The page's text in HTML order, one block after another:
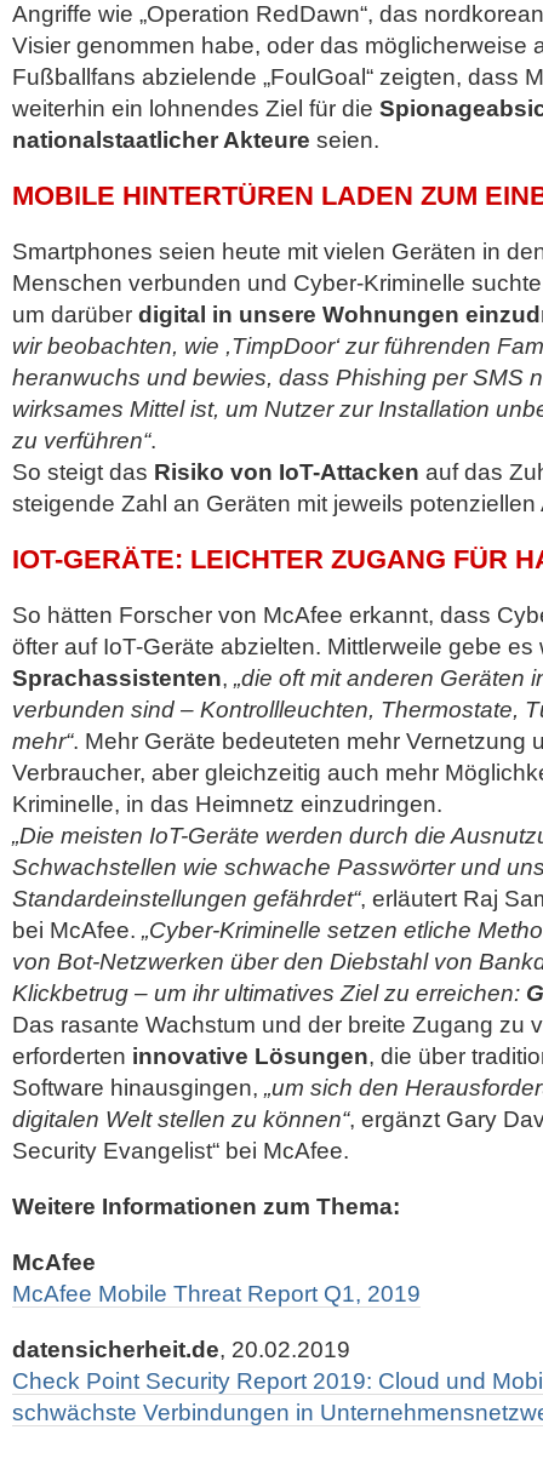
Angriffe wie „Operation RedDawn“, das
Visier genommen habe, oder das möglicherweise
Fußballfans abzielende „FoulGoal“ zeigten, dass
weiterhin ein lohnendes Ziel für die
nationalstaatlicher Akteure seien.
MOBILE HINTERTÜREN LADEN ZUM
Smartphones seien heute mit vielen Geräten in
Menschen verbunden und Cyber-Kriminelle
um darüber digital in unsere Wohnungen
wir beobachten, wie ,TimpDoor‘ zur führenden
heranwuchs und bewies, dass Phishing per SMS
wirksames Mittel ist, um Nutzer zur Installation
zu verführen“.
So steigt das Risiko von IoT-Attacken auf das
steigende Zahl an Geräten mit jeweils
IOT-GERÄTE: LEICHTER ZUGANG FÜR
So hätten Forscher von McAfee erkannt, dass
öfter auf IoT-Geräte abzielten. Mittlerweile gebe
Sprachassistenten, „die oft mit anderen Geräten
verbunden sind – Kontrollleuchten, Thermostate,
mehr“. Mehr Geräte bedeuteten mehr Vernetzung
Verbraucher, aber gleichzeitig auch mehr
Kriminelle, in das Heimnetz einzudringen.
„Die meisten IoT-Geräte werden durch die
Schwachstellen wie schwache Passwörter und
Standardeinstellungen gefährdet“, erläutert Raj
bei McAfee. „Cyber-Kriminelle setzen etliche
von Bot-Netzwerken über den Diebstahl von
Klickbetrug – um ihr ultimatives Ziel zu erreichen:
Das rasante Wachstum und der breite Zugang zu
erforderten innovative Lösungen, die über
Software hinausgingen, „um sich den
digitalen Welt stellen zu können“, ergänzt Gary
Security Evangelist“ bei McAfee.
Weitere Informationen zum Thema:
McAfee
McAfee Mobile Threat Report Q1, 2019
datensicherheit.de, 20.02.2019
Check Point Security Report 2019: Cloud und
schwächste Verbindungen in